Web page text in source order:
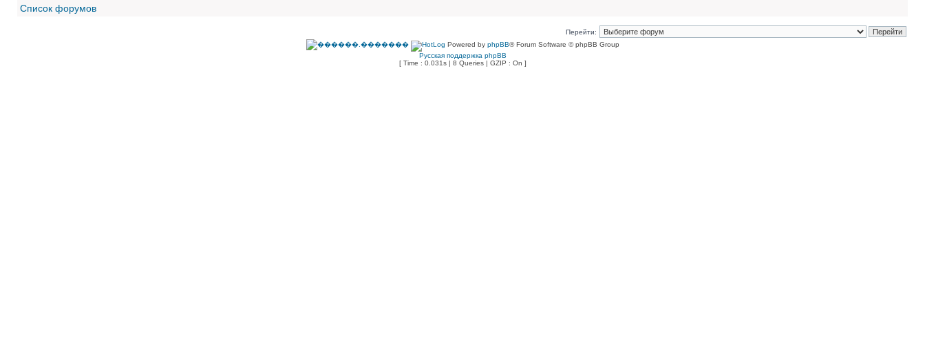
Список форумов
Перейти:
Powered by phpBB® Forum Software © phpBB Group
Русская поддержка phpBB
[ Time : 0.031s | 8 Queries | GZIP : On ]